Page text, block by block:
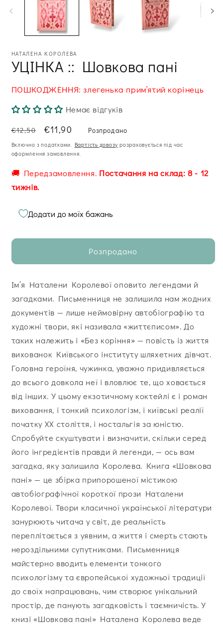
НАТАЛЕНА КОРОЛЕВА
УЦІНКА :: Шовкова пані
ПОШКОДЖЕННЯ: злегенька примʼятий корінець
Немає відгуків
Звична
ціна
€12,50
Ціна
зі
знижкою
€11,90 Розпродано
Включно з податками. Вартість довозу розраховується під час
оформлення замовлення.
🚚 Передзамовлення. Постачання на склад: 8 - 12
тижнів.
Додати до моїх бажань
Розпродано
Ім’я Наталени Королевої оповито легендами й
загадками. Письменниця не залишила нам жодних
документів — лише неймовірну автобіографію та
художні твори, які називала «життєписом». До
таких належить і «Без коріння» — повість із життя
вихованок Київського інституту шляхетних дівчат.
Головна героїня, чужинка, уважно придивляється
до всього довкола неї і вловлює те, що ховається
від інших. У цьому екзотичному коктейлі є і роман
виховання, і тонкий психологізм, і київські реалії
початку ХХ століття, і ностальгія за юністю.
Спробуйте скуштувати і визначити, скільки серед
його інгредієнтів правди й легенди, — ось вам
загадка, яку залишила Королева. Книга «Шовкова
пані» — це збірка припорошеної містикою
автобіографічної короткої прози Наталени
Королевої. Твори класичної української літератури
занурюють читача у світ, де реальність
переплітається з уявним, а життя і смерть стають
нероздільними супутниками. Письменниця
майстерно вводить елементи тонкого
психологізму та європейської художньої традиції
до своїх напрацювань, чим створює унікальний
простір, де панують загадковість і таємничість. У
книзі «Шовкова пані» Наталена Королева веде